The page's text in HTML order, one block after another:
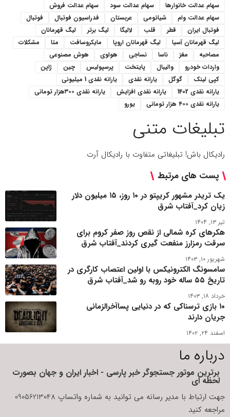
سهام عدالت خانوارها
سهام عدالت سود
سهام عدالت فروش
سهام عدالت وام
شیائومی عربستان فدراسیون فوتبال
فوتبال
فوتبال ایران
قطر قلب لالیگا لیگ برتر
لیگ قهرمانان
لیگ قهرمانان آسیا
لیگ قهرمانان اروپا مایکروسافت متا
مشکلات
مصاحبه
مغز ناسا نساجی هواوی
هوش مصنوعی
واردات خودرو
والیبال پایتخت پرسپولیس چین
ژاپن
کپی لینک
گوگل یارانه نقدی
یارانه نقدی 1 میلیونی
یارانه نقدی 1402
یارانه نقدی افزایش
یارانه نقدی ۳۰۰هزار تومانی
یارانه نقدی ۴۰۰ هزار تومانی
یورو
تبلیغات متنی
رادیکال باش! تبلیغاتی متفاوت با رادیکال آرت
پست های مرتبط
یک تریدر مشهور کریپتو در ۱۰ روز، ۱۵ میلیون دلار
زیان کرد_آفتاب شرق
تیر ۱۳, ۱۴۰۴
هکرهای کره شمالی از نقص روز صفر کروم برای
سرقت رمزارز منفعت گیری کردند_آفتاب شرق
شهریور ۱۰, ۱۴۰۳
سامسونگ الکترونیکس با اولین اعتصاب کارگری در
تاریخ ۵۵ ساله خود روبه رو شد_آفتاب شرق
خرداد ۱۸, ۱۴۰۳
۱۰ بازی ترسناکی که در دنیایی پساآخرالزمانی
جریان دارند
اسفند ۲۴, ۱۴۰۲
درباره ما
برترین موتور جستجوگر خبر پارسی - اخبار ایران و جهان بصورت
لحظه ای
جهت ارتباط با مدیر رسانه می توانید به شماره واتساپ 09056213048
مراجعه کنید